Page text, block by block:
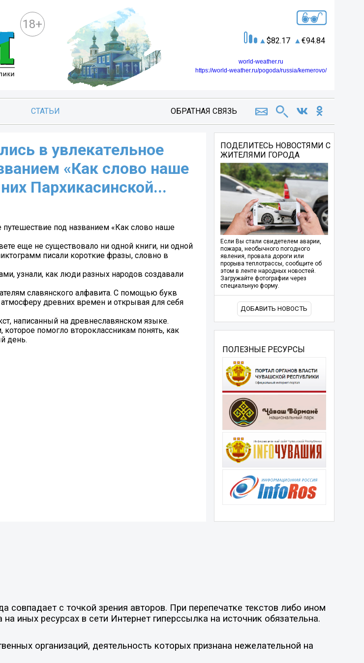
18+
82.17 94.84
world-weather.ru
https://world-weather.ru/pogoda/russia/kemerovo/
СТАТЬИ ОБРАТНАЯ СВЯЗЬ
в увлекательное
«Как слово наше
Пархикасинской...
путешествие под названием «Как слово наше
еще не существовало ни одной книги, ни одной
писали короткие фразы, словно в
узнали, как люди разных народов создавали
славянского алфавита. С помощью букв
древних времен и открывая для себя
написанный на древнеславянском языке.
помогло второклассникам понять, как
день.
ПОДЕЛИТЕСЬ НОВОСТЯМИ С
ЖИТЕЛЯМИ ГОРОДА
Если Вы стали свидетелем аварии,
пожара, необычного погодного
явления, провала дороги или
прорыва теплотрассы, сообщите об
этом в ленте народных новостей.
Загружайте фотографии через
специальную форму.
ДОБАВИТЬ НОВОСТЬ
ПОЛЕЗНЫЕ РЕСУРСЫ
с точкой зрения авторов. При перепечатке текстов либо ином
иных ресурсах в сети Интернет гиперссылка на источник обязательна.
организаций, деятельность которых признана нежелательной на